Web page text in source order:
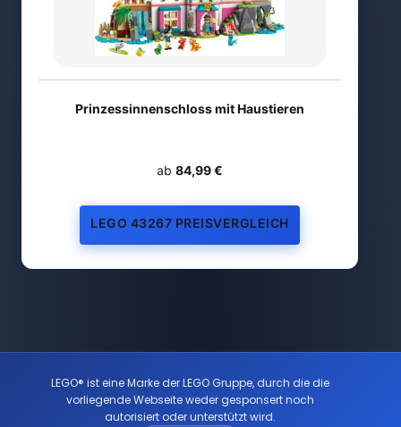
Prinzessinnenschloss mit Haustieren
ab 84,99 €
LEGO 43267 PREISVERGLEICH
LEGO® ist eine Marke der LEGO Gruppe, durch die die
vorliegende Webseite weder gesponsert noch
autorisiert oder unterstützt wird.